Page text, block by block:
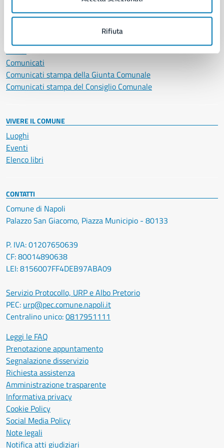
Rifiuta
Avvisi
Comunicati
Comunicati stampa della Giunta Comunale
Comunicati stampa del Consiglio Comunale
VIVERE IL COMUNE
Luoghi
Eventi
Elenco libri
CONTATTI
Comune di Napoli
Palazzo San Giacomo, Piazza Municipio - 80133
P. IVA: 01207650639
CF: 80014890638
LEI: 8156007FF4DEB97ABA09
Servizio Protocollo, URP e Albo Pretorio
PEC: urp@pec.comune.napoli.it
Centralino unico:0817951111
Leggi le FAQ
Prenotazione appuntamento
Segnalazione disservizio
Richiesta assistenza
Amministrazione trasparente
Informativa privacy
Cookie Policy
Social Media Policy
Note legali
Notifica atti giudiziari